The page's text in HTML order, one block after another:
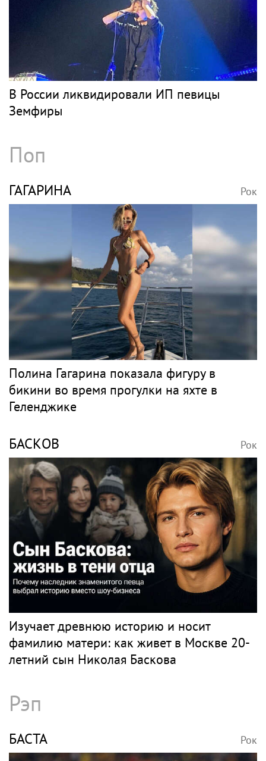
В России ликвидировали ИП певицы
Земфиры
Поп
ГАГАРИНА Рок
Полина Гагарина показала фигуру в
бикини во время прогулки на яхте в
Геленджике
БАСКОВ Рок
Изучает древнюю историю и носит
фамилию матери: как живет в Москве 20-
летний сын Николая Баскова
Рэп
БАСТА Рок